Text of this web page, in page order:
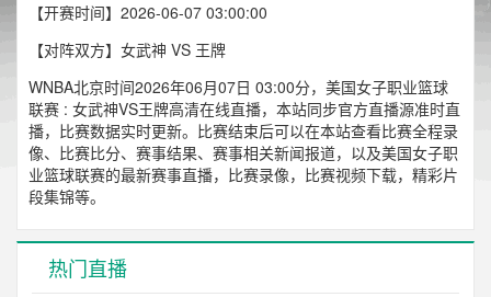
【开赛时间】2026-06-07 03:00:00
【对阵双方】女武神 VS 王牌
WNBA北京时间2026年06月07日 03:00分，美国女子职业篮球
联赛 : 女武神VS王牌高清在线直播，本站同步官方直播源准时直
播，比赛数据实时更新。比赛结束后可以在本站查看比赛全程录
像、比赛比分、赛事结果、赛事相关新闻报道，以及美国女子职
业篮球联赛的最新赛事直播，比赛录像，比赛视频下载，精彩片
段集锦等。
热门直播